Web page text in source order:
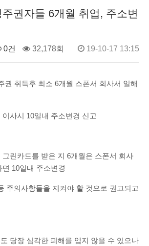
권자들 6개월 취업, 주소변
0건 32,178회 19-10-17 13:15
권 취득후 최소 6개월 스폰서 회사서 일해
사시 10일내 주소변경 신고
린카드를 받은 지 6개월은 스폰서 회사
10일내 주소변경
주의사항들을 지켜야 할 것으로 권고되고
당장 심각한 피해를 입지 않을 수 있으나